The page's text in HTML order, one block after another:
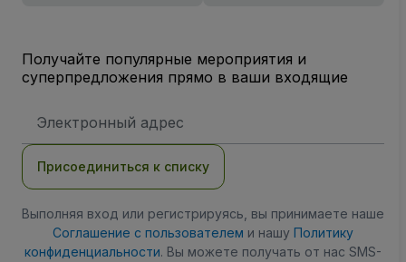
Получайте популярные мероприятия и
суперпредложения прямо в ваши входящие
электронной
Присоединиться к списку
Выполняя вход или регистрируясь, вы принимаете наше
Соглашение с пользователем и нашу Политику
конфиденциальности. Вы можете получать от нас SMS-